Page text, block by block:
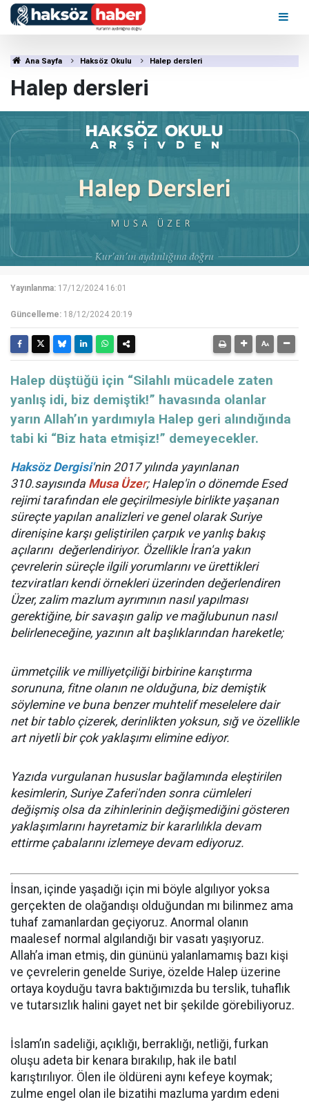
Ana Sayfa Haksöz Okulu Halep dersleri
Halep dersleri
Yayınlanma: 17/12/2024 16:01
Güncelleme: 18/12/2024 20:19
Halep düştüğü için “Silahlı mücadele zaten
yanlış idi, biz demiştik!” havasında olanlar
yarın Allah’ın yardımıyla Halep geri alındığında
tabi ki “Biz hata etmişiz!” demeyecekler.
Haksöz Dergisi'nin 2017 yılında yayınlanan
310.sayısında Musa Üzer; Halep'in o dönemde Esed
rejimi tarafından ele geçirilmesiyle birlikte yaşanan
süreçte yapılan analizleri ve genel olarak Suriye
direnişine karşı geliştirilen çarpık ve yanlış bakış
açılarını değerlendiriyor. Özellikle İran'a yakın
çevrelerin süreçle ilgili yorumlarını ve ürettikleri
tezviratları kendi örnekleri üzerinden değerlendiren
Üzer, zalim mazlum ayrımının nasıl yapılması
gerektiğine, bir savaşın galip ve mağlubunun nasıl
belirleneceğine, yazının alt başlıklarından hareketle;
ümmetçilik ve milliyetçiliği birbirine karıştırma
sorununa, fitne olanın ne olduğuna, biz demiştik
söylemine ve buna benzer muhtelif meselelere dair
net bir tablo çizerek, derinlikten yoksun, sığ ve özellikle
art niyetli bir çok yaklaşımı elimine ediyor.
Yazıda vurgulanan hususlar bağlamında eleştirilen
kesimlerin, Suriye Zaferi'nden sonra cümleleri
değişmiş olsa da zihinlerinin değişmediğini gösteren
yaklaşımlarını hayretamiz bir kararlılıkla devam
ettirme çabalarını izlemeye devam ediyoruz.
İnsan, içinde yaşadığı için mi böyle algılıyor yoksa
gerçekten de olağandışı olduğundan mı bilinmez ama
tuhaf zamanlardan geçiyoruz. Anormal olanın
maalesef normal algılandığı bir vasatı yaşıyoruz.
Allah’a iman etmiş, din gününü yalanlamamış bazı kişi
ve çevrelerin genelde Suriye, özelde Halep üzerine
ortaya koyduğu tavra baktığımızda bu terslik, tuhaflık
ve tutarsızlık halini gayet net bir şekilde görebiliyoruz.
İslam’ın sadeliği, açıklığı, berraklığı, netliği, furkan
oluşu adeta bir kenara bırakılıp, hak ile batıl
karıştırılıyor. Ölen ile öldüreni aynı kefeye koymak;
zulme engel olan ile bizatihi mazluma yardım edeni